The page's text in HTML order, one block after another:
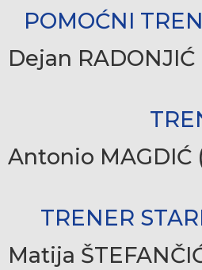
POMOĆNI
Dejan RADONJIĆ
Antonio MAGDIĆ
TRENER
Matija